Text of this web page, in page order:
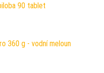
90 tablet
360 g - vodní meloun